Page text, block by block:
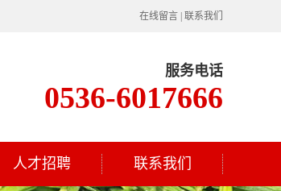
在线留言 联系我们
服务电话
0536-6017666
人才招聘 联系我们